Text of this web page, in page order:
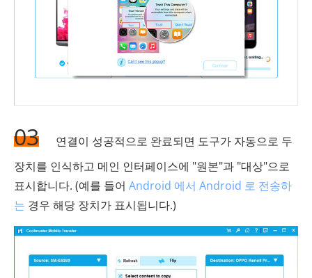
03
연결이 성공적으로 완료되면 도구가 자동으로 두
장치를 인식하고 메인 인터페이스에 "원본"과 "대상"으로
표시합니다. (예를 들어 Android 에서 Android 로 전송하
는 경우 해당 장치가 표시됩니다.)